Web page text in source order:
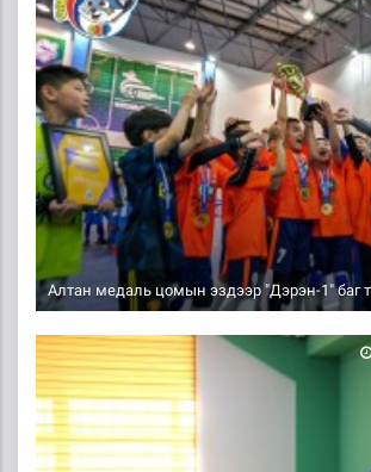
Алтан медаль цомын эздээр "Дэрэн-1" баг